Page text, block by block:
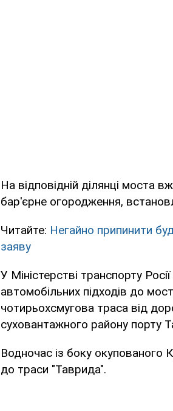
На відповідній ділянці моста
бар'єрне огородження,
Читайте: Негайно припинити
заяву
У Міністерстві транспорту
автомобільних підходів до
чотирьохсмугова траса від
суховантажного району порту
Водночас із боку окупованого
до траси "Таврида".